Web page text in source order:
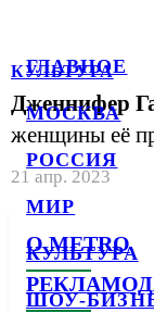
ГЛАВНОЕ
МОСКВА
РОССИЯ
МИР
КУЛЬТУРА
ШОУ-
КУЛЬТУРА
Дженнифер
женщины её
21 апр. 2023
О METRO